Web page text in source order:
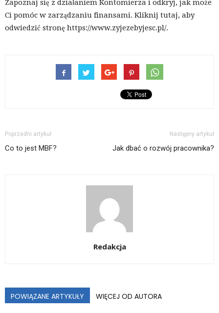
Zapoznaj się z działaniem Kontomierza i odkryj, jak może
Ci pomóc w zarządzaniu finansami. Kliknij tutaj, aby
odwiedzić stronę https://www.zyjezebyjesc.pl/.
Poprzedni artykuł
Co to jest MBF?
Następny artykuł
Jak dbać o rozwój pracownika?
Redakcja
POWIĄZANE ARTYKUŁY WIĘCEJ OD AUTORA